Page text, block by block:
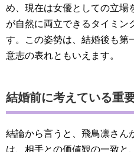
め、現在は女優としての立場
が自然に両立できるタイミン
す。この姿勢は、結婚後も第
意志の表れともいえます。
結婚前に考えている重
結論から言うと、飛鳥凛さん
は、相手との価値観の一致と